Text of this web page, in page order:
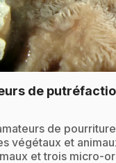
de
de
végétaux et
et trois micro-